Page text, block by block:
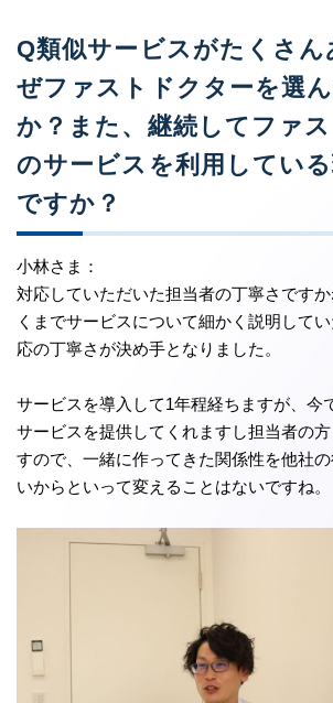
Q類似サービスがたくさん
ぜファストドクターを選
か？また、継続してファ
のサービスを利用してい
ですか？
小林さま：
対応していただいた担当者の丁寧さです
くまでサービスについて細かく説明して
応の丁寧さが決め手となりました。
サービスを導入して1年程経ちますが、今
サービスを提供してくれますし担当者の
すので、一緒に作ってきた関係性を他社
いからといって変えることはないですね。